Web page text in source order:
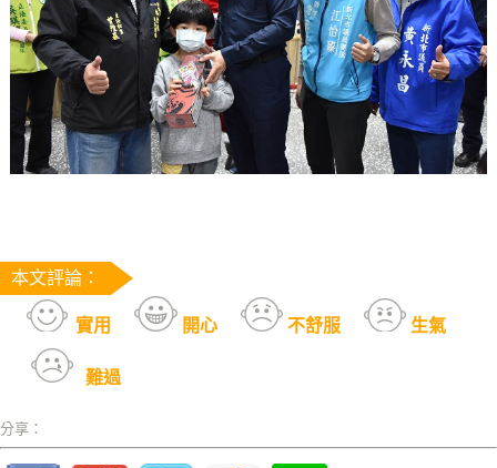
本文評論：
實用 開心 不舒服 生氣
難過
分享：